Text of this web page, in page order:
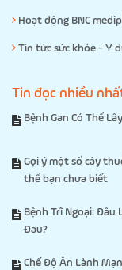
Hoạt động BNC
Tin tức sức khỏe - Y
Tin đọc nhiều
Bệnh Gan Có Thể
Gợi ý một số cây
thể bạn chưa biết
Bệnh Trĩ Ngoại: Đâu
Đau?
Chế Độ Ăn Lành